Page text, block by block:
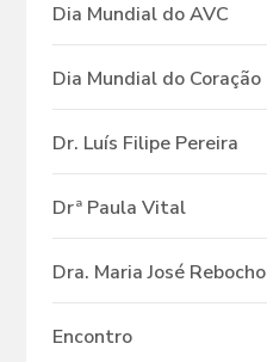
Dia Mundial do AVC
Dia Mundial do Coração
Dr. Luís Filipe Pereira
Drª Paula Vital
Dra. Maria José Rebocho
Encontro